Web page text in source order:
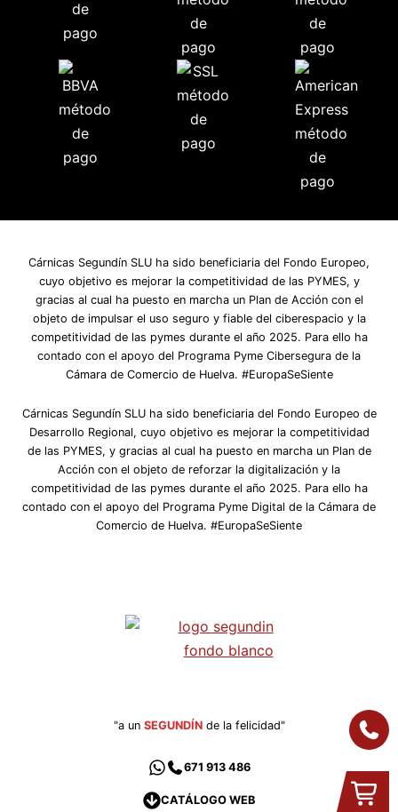
Cárnicas Segundín SLU ha sido beneficiaria del Fondo Europeo,
cuyo objetivo es mejorar la competitividad de las PYMES, y
gracias al cual ha puesto en marcha un Plan de Acción con el
objeto de impulsar el uso seguro y fiable del ciberespacio y la
competitividad de las pymes durante el año 2025. Para ello ha
contado con el apoyo del Programa Pyme Cibersegura de la
Cámara de Comercio de Huelva. #EuropaSeSiente
Cárnicas Segundín SLU ha sido beneficiaria del Fondo Europeo de
Desarrollo Regional, cuyo objetivo es mejorar la competitividad
de las PYMES, y gracias al cual ha puesto en marcha un Plan de
Acción con el objeto de reforzar la digitalización y la
competitividad de las pymes durante el año 2025. Para ello ha
contado con el apoyo del Programa Pyme Digital de la Cámara de
Comercio de Huelva. #EuropaSeSiente
"a un SEGUNDÍNde la felicidad"
671 913 486
CATÁLOGO WEB